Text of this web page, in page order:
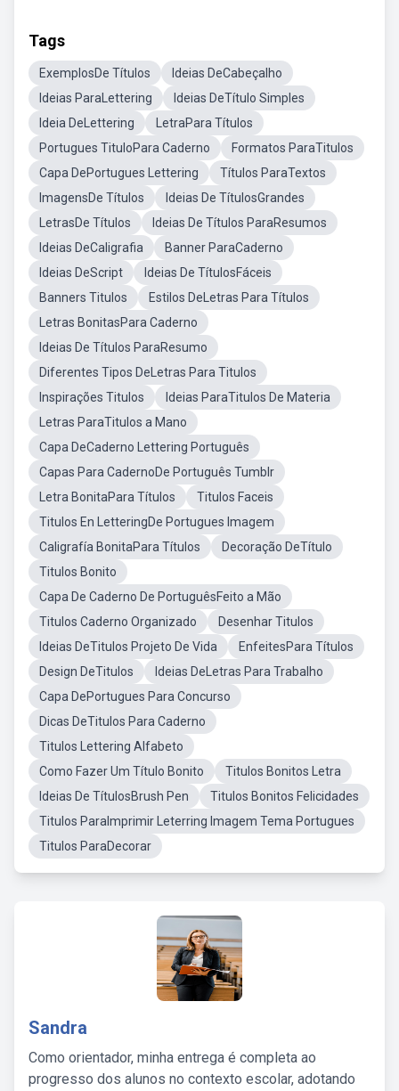
Tags
ExemplosDe Títulos
Ideias DeCabeçalho
Ideias ParaLettering
Ideias DeTítulo Simples
Ideia DeLettering
LetraPara Títulos
Portugues TituloPara Caderno
Formatos ParaTitulos
Capa DePortugues Lettering
Títulos ParaTextos
ImagensDe Títulos
Ideias De TítulosGrandes
LetrasDe Títulos
Ideias De Títulos ParaResumos
Ideias DeCaligrafia
Banner ParaCaderno
Ideias DeScript
Ideias De TítulosFáceis
Banners Titulos
Estilos DeLetras Para Títulos
Letras BonitasPara Caderno
Ideias De Títulos ParaResumo
Diferentes Tipos DeLetras Para Titulos
Inspirações Titulos
Ideias ParaTitulos De Materia
Letras ParaTitulos a Mano
Capa DeCaderno Lettering Português
Capas Para CadernoDe Português Tumblr
Letra BonitaPara Títulos
Titulos Faceis
Titulos En LetteringDe Portugues Imagem
Caligrafía BonitaPara Títulos
Decoração DeTítulo
Titulos Bonito
Capa De Caderno De PortuguêsFeito a Mão
Titulos Caderno Organizado
Desenhar Titulos
Ideias DeTitulos Projeto De Vida
EnfeitesPara Títulos
Design DeTitulos
Ideias DeLetras Para Trabalho
Capa DePortugues Para Concurso
Dicas DeTitulos Para Caderno
Titulos Lettering Alfabeto
Como Fazer Um Título Bonito
Titulos Bonitos Letra
Ideias De TítulosBrush Pen
Titulos Bonitos Felicidades
Titulos ParaImprimir Leterring Imagem Tema Portugues
Titulos ParaDecorar
Sandra
Como orientador, minha entrega é completa ao
progresso dos alunos no contexto escolar, adotando